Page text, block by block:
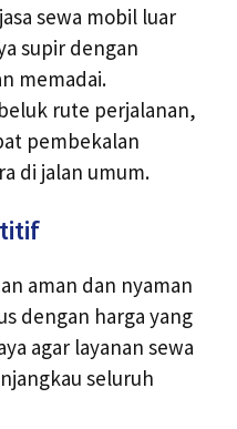
sewa mobil luar
supir dengan
memadai.
rute perjalanan,
pembekalan
di jalan umum.
aman dan nyaman
dengan harga yang
agar layanan sewa
seluruh